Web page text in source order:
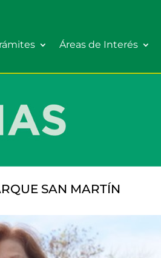
Áreas de Interés
SAN MARTÍN